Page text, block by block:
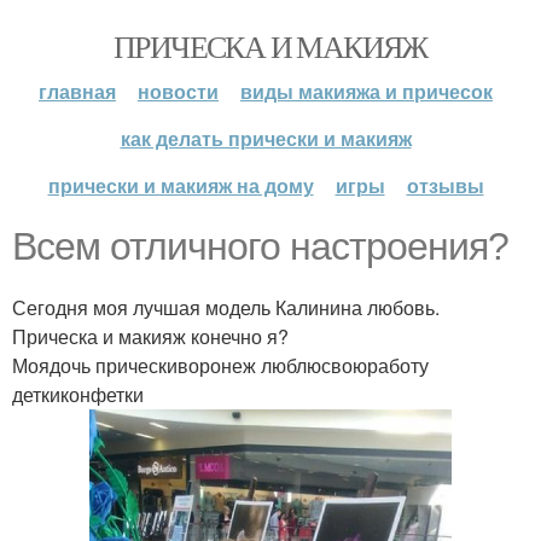
ПРИЧЕСКА И МАКИЯЖ
главная новости
виды макияжа и причесок
как делать прически и макияж
прически и макияж на дому
игры отзывы
Всем отличного настроения?
Сегодня моя лучшая модель Калинина любовь.
Прическа и макияж конечно я?
Моядочь прическиворонеж люблюсвоюработу
деткиконфетки